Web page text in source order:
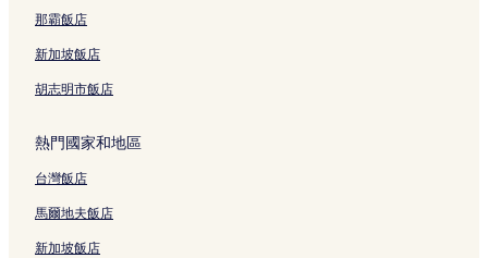
沖繩的平價飯店
沖繩的海灘飯店
沖繩的設有停車場的飯店
沖繩的商務飯店
沖繩的設有廚房的飯店
沖繩的設有游泳池的飯店
沖繩的奢華飯店
那霸飯店
新加坡飯店
胡志明市飯店
熱門國家和地區
台灣飯店
馬爾地夫飯店
新加坡飯店